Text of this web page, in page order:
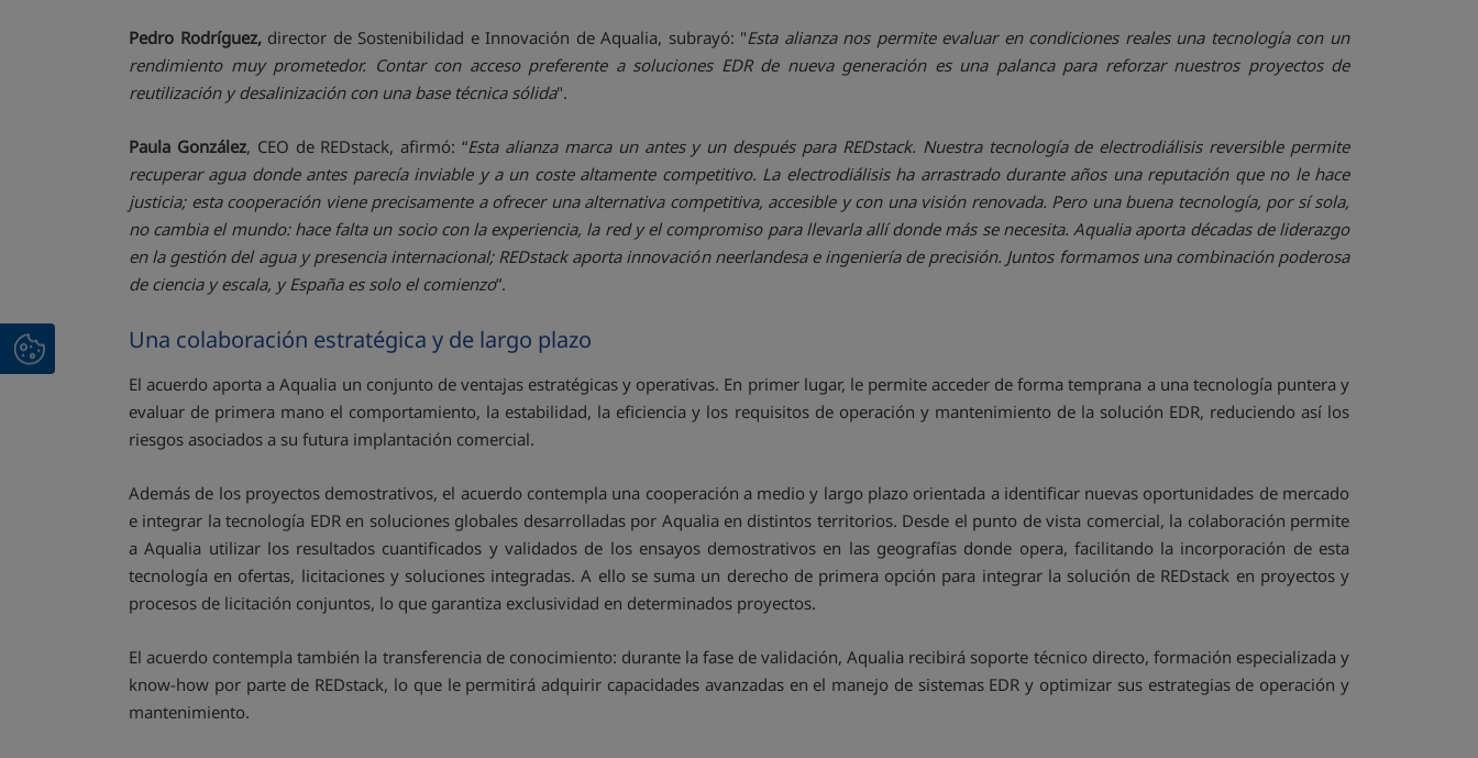
Pedro Rodríguez,director de Sostenibilidad e Innovación de Aqualia, subrayó: "Esta alianza nos permite evaluar en condiciones reales una tecnología con un
rendimiento muy prometedor. Contar con acceso preferente a soluciones EDR de nueva generación es una palanca para reforzar nuestros proyectos de
reutilización y desalinización con una base técnica sólida".
Paula González, CEO de REDstack, afirmó: “Esta alianza marca un antes y un después para REDstack. Nuestra tecnología de electrodiálisis reversible permite
recuperar agua donde antes parecía inviable y a un coste altamente competitivo. La electrodiálisis ha arrastrado durante años una reputación que no le hace
justicia; esta cooperación viene precisamente a ofrecer una alternativa competitiva, accesible y con una visión renovada. Pero una buena tecnología, por sí sola,
no cambia el mundo: hace falta un socio con la experiencia, la red y el compromiso para llevarla allí donde más se necesita. Aqualia aporta décadas de liderazgo
en la gestión del agua y presencia internacional; REDstack aporta innovación neerlandesa e ingeniería de precisión. Juntos formamos una combinación poderosa
de ciencia y escala, y España es solo el comienzo”.
Una colaboración estratégica y de largo plazo
El acuerdo aporta a Aqualia un conjunto de ventajas estratégicas y operativas. En primer lugar, le permite acceder de forma temprana a una tecnología puntera y
evaluar de primera mano el comportamiento, la estabilidad, la eficiencia y los requisitos de operación y mantenimiento de la solución EDR, reduciendo así los
riesgos asociados a su futura implantación comercial.
Además de los proyectos demostrativos, el acuerdo contempla una cooperación a medio y largo plazo orientada a identificar nuevas oportunidades de mercado
e integrar la tecnología EDR en soluciones globales desarrolladas por Aqualia en distintos territorios. Desde el punto de vista comercial, la colaboración permite
a Aqualia utilizar los resultados cuantificados y validados de los ensayos demostrativos en las geografías donde opera, facilitando la incorporación de esta
tecnología en ofertas, licitaciones y soluciones integradas. A ello se suma un derecho de primera opción para integrar la solución de REDstack en proyectos y
procesos de licitación conjuntos, lo que garantiza exclusividad en determinados proyectos.
El acuerdo contempla también la transferencia de conocimiento: durante la fase de validación, Aqualia recibirá soporte técnico directo, formación especializada y
know-how por parte de REDstack, lo que le permitirá adquirir capacidades avanzadas en el manejo de sistemas EDR y optimizar sus estrategias de operación y
mantenimiento.